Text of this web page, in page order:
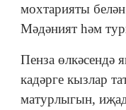
мохтарияты
Мәдәният һәм
Пенза өлкәсендә
кадәрге кызлар
матурлыгын,